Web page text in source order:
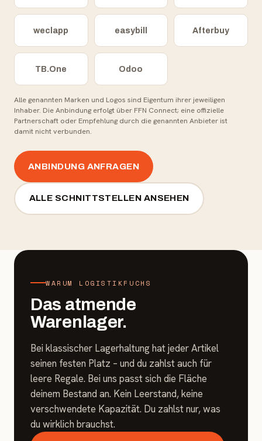
weclapp easybill Afterbuy
TB.One Odoo
Alle genannten Marken und Logos sind Eigentum ihrer jeweiligen
Inhaber. Die Anbindung erfolgt über FFN Connect; eine offizielle
Partnerschaft oder Empfehlung durch die genannten Anbieter ist
damit nicht verbunden.
ANBINDUNG ANFRAGEN
ALLE SCHNITTSTELLEN ANSEHEN
WARUM LOGISTIKFUCHS
Das atmende
Warenlager.
Bei klassischer Lagerhaltung hat jeder Artikel
seinen festen Platz – und du zahlst auch für
leere Regale. Bei uns passt sich die Fläche
deinem Bestand an. Kein Leerstand, keine
verschwendete Kapazität. Du zahlst nur, was
du wirklich brauchst.